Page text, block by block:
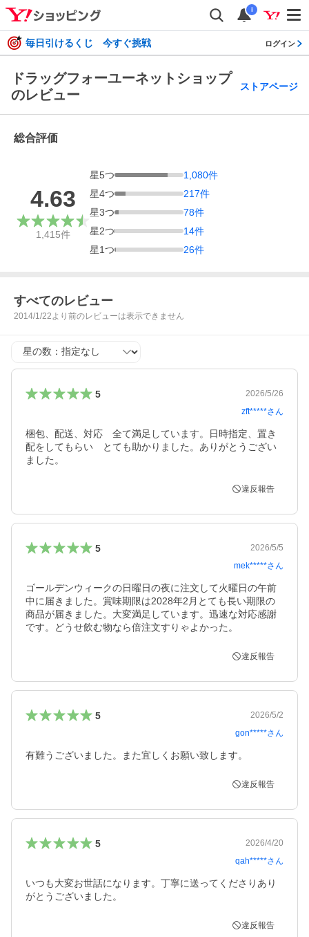
i
毎日引けるくじ 今すぐ挑戦 ログイン
ドラッグフォーユーネットショップ
のレビュー
ストアページ
総合評価
4.63
1,415件
星5つ 1,080件
星4つ 217件
星3つ 78件
星2つ 14件
星1つ 26件
すべてのレビュー
2014/1/22より前のレビューは表示できません
星の数
5
2026/5/26
zft*****さん
梱包、配送、対応　全て満足しています。日時指定、置き
配をしてもらい　とても助かりました。ありがとうござい
ました。
違反報告
5
2026/5/5
mek*****さん
ゴールデンウィークの日曜日の夜に注文して火曜日の午前
中に届きました。賞味期限は2028年2月とても長い期限の
商品が届きました。大変満足しています。迅速な対応感謝
です。どうせ飲む物なら倍注文すりゃよかった。
違反報告
5
2026/5/2
gon*****さん
有難うございました。また宜しくお願い致します。
違反報告
5
2026/4/20
qah*****さん
いつも大変お世話になります。丁寧に送ってくださりあり
がとうございました。
違反報告